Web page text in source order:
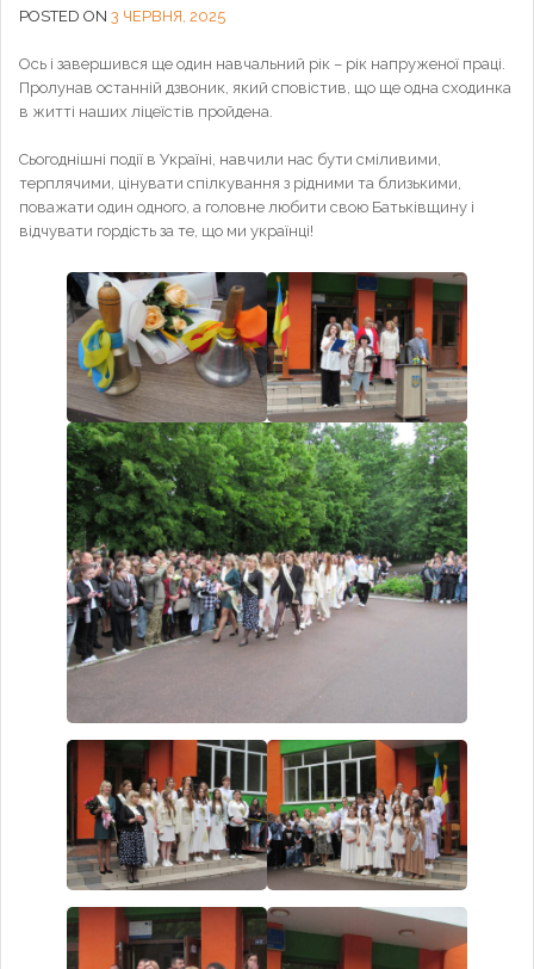
POSTED ON 3 ЧЕРВНЯ, 2025
Ось і завершився ще один навчальний рік – рік напруженої праці.
Пролунав останній дзвоник, який сповістив, що ще одна сходинка
в житті наших ліцеїстів пройдена.
Сьогоднішні події в Україні, навчили нас бути сміливими,
терплячими, цінувати спілкування з рідними та близькими,
поважати один одного, а головне любити свою Батьківщину і
відчувати гордість за те, що ми українці!